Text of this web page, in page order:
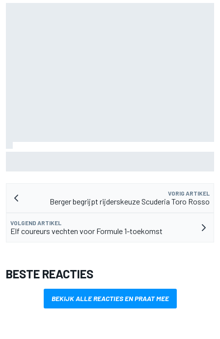
VORIG ARTIKEL
Berger begrijpt rijderskeuze Scuderia Toro Rosso
VOLGEND ARTIKEL
Elf coureurs vechten voor Formule 1-toekomst
BESTE REACTIES
BEKIJK ALLE REACTIES EN PRAAT MEE